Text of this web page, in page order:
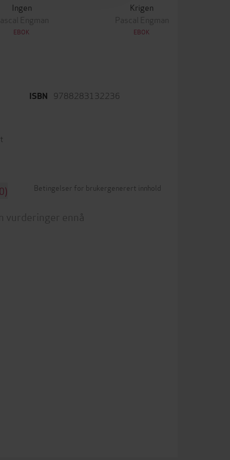
Ingen
Engman
EBOK
Krigen
Pascal Engman
EBOK
ISBN 9788283132236
Betingelser for brukergenerert innhold
vurderinger ennå